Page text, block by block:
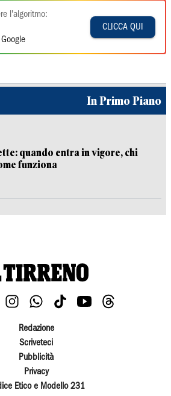
l'algoritmo:
CLICCA QUI
In Primo Piano
quando entra in vigore, chi
funziona
Redazione
Scriveteci
Pubblicità
Privacy
Etico e Modello 231